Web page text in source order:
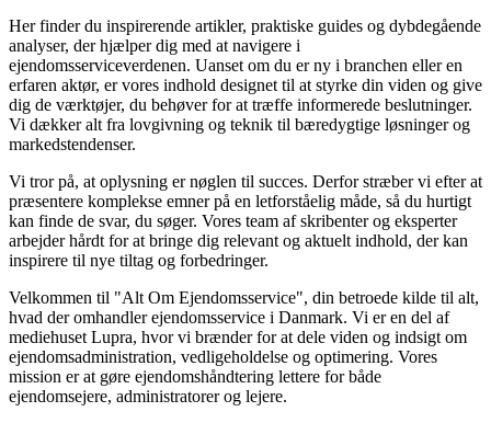
Her finder du inspirerende artikler, praktiske guides og dybdegående
analyser, der hjælper dig med at navigere i
ejendomsserviceverdenen. Uanset om du er ny i branchen eller en
erfaren aktør, er vores indhold designet til at styrke din viden og give
dig de værktøjer, du behøver for at træffe informerede beslutninger.
Vi dækker alt fra lovgivning og teknik til bæredygtige løsninger og
markedstendenser.
Vi tror på, at oplysning er nøglen til succes. Derfor stræber vi efter at
præsentere komplekse emner på en letforståelig måde, så du hurtigt
kan finde de svar, du søger. Vores team af skribenter og eksperter
arbejder hårdt for at bringe dig relevant og aktuelt indhold, der kan
inspirere til nye tiltag og forbedringer.
Velkommen til "Alt Om Ejendomsservice", din betroede kilde til alt,
hvad der omhandler ejendomsservice i Danmark. Vi er en del af
mediehuset Lupra, hvor vi brænder for at dele viden og indsigt om
ejendomsadministration, vedligeholdelse og optimering. Vores
mission er at gøre ejendomshåndtering lettere for både
ejendomsejere, administratorer og lejere.